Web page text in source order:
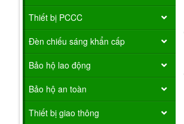
Thiết bị PCCC
Đèn chiếu sáng khẩn cấp
Bảo hộ lao động
Bảo hộ an toàn
Thiết bị giao thông